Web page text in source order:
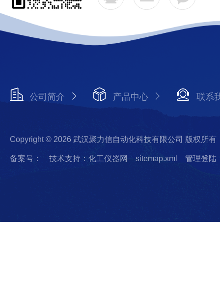
公司简介 产品中心 联系
Copyright © 2026 武汉聚力信自动化科技有限公司 版权所有
备案号： 技术支持：化工仪器网 sitemap.xml 管理登陆